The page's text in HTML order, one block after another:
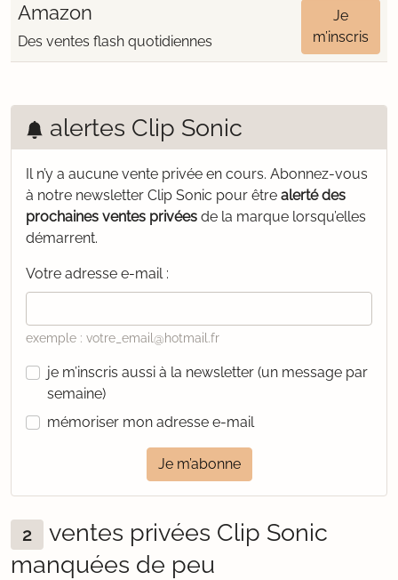
Amazon
Des ventes flash quotidiennes
Je
m’inscris
alertes Clip Sonic
Il n’y a aucune vente privée en cours. Abonnez-vous
à notre newsletter Clip Sonic pour être alerté des
prochaines ventes privées de la marque lorsqu’elles
démarrent.
Votre adresse e-mail :
exemple : votre_email@hotmail.fr
je m’inscris aussi à la newsletter (un message par
semaine)
mémoriser mon adresse e-mail
Je m’abonne
2
ventes privées Clip Sonic
manquées de peu